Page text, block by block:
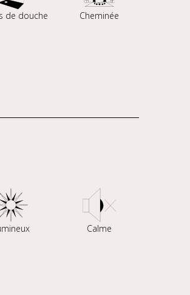
de douche Cheminée
Calme